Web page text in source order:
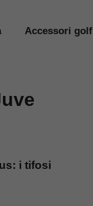
Accessori golf
i tifosi